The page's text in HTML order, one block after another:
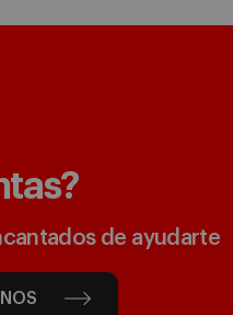
de ayudarte